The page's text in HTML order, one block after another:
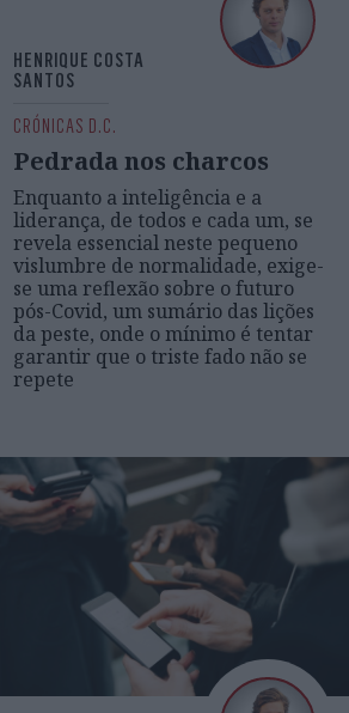
CRÓNICAS D.C.
Pedrada nos charcos
Enquanto a inteligência e a
liderança, de todos e cada um, se
revela essencial neste pequeno
vislumbre de normalidade, exige-
se uma reflexão sobre o futuro
pós-Covid, um sumário das lições
da peste, onde o mínimo é tentar
garantir que o triste fado não se
repete
HENRIQUE COSTA
SANTOS